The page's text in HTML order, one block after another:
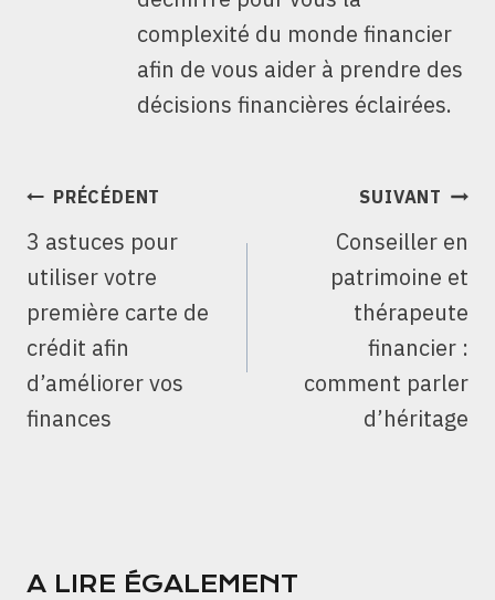
complexité du monde financier
afin de vous aider à prendre des
décisions financières éclairées.
NAVIGATION
L’ARTICLE
PRÉCÉDENT
3 astuces pour
utiliser votre
première carte de
crédit afin
d’améliorer vos
finances
SUIVANT
Conseiller en
patrimoine et
thérapeute
financier :
comment parler
d’héritage
A LIRE ÉGALEMENT